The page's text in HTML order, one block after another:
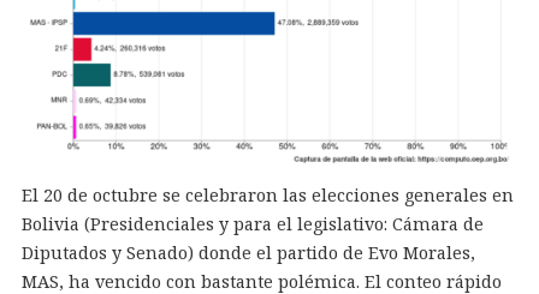
El 20 de octubre se celebraron las elecciones generales en
Bolivia (Presidenciales y para el legislativo: Cámara de
Diputados y Senado) donde el partido de Evo Morales,
MAS, ha vencido con bastante polémica. El conteo rápido